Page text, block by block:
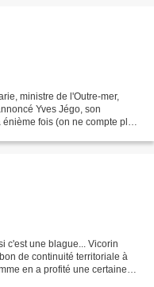
ministre de l'Outre-mer,
Yves Jégo, son
fois (on ne compte plus)
c'est une blague... Vicorin
de continuité territoriale à
en a profité une certaine